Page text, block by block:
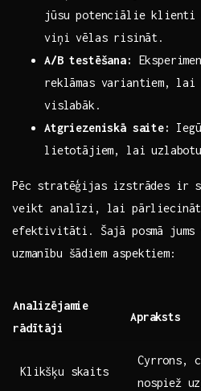
jūsu potenciālie klienti
viņi vēlas risināt.
A/B testēšana:
reklāmas variantiem,
vislabāk.
Atgriezeniskā‌ saite:
‌lietotājiem, ‌lai uzlabotu
Pēc stratēģijas izstrādes ir
veikt analīzi, lai‍
efektivitāti. Šajā posmā⁤ jums
uzmanību šādiem aspektiem:
Analizējamie
rādītāji
Apraksts
Klikšķu‌ skaits
Cyrrons,
nospiež⁤